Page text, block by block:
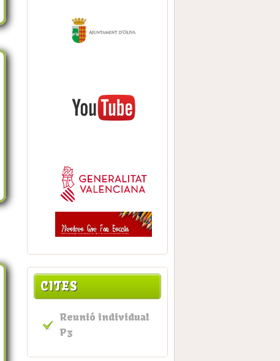
CITES
Reunió individual
P3